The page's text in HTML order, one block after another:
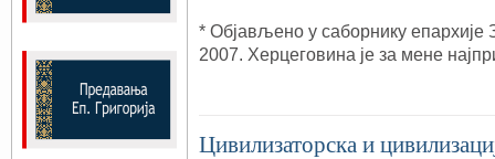
* Објављено у саборнику
2007. Херцеговина је за мене
Цивилизаторска и